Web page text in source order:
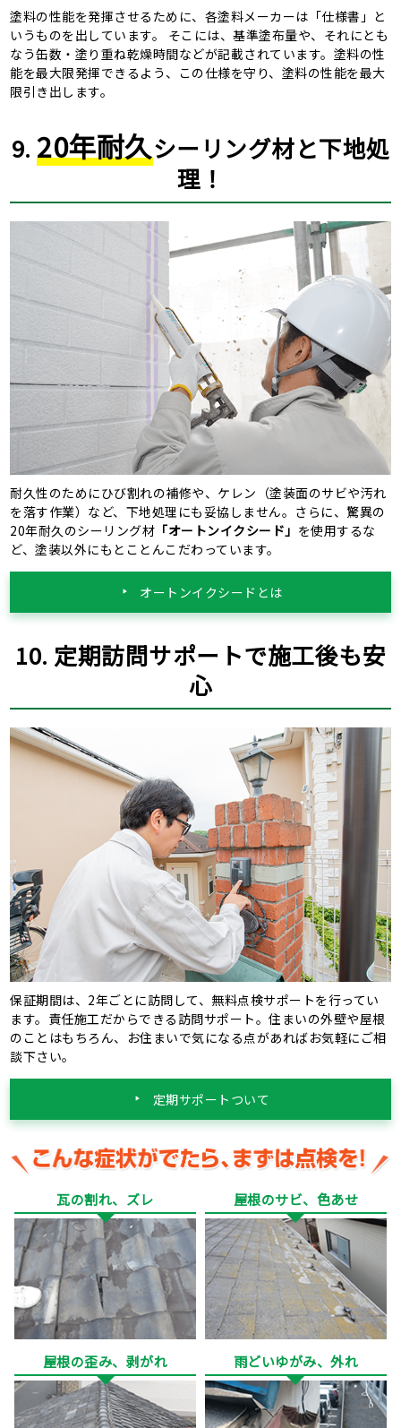
塗料の性能を発揮させるために、各塗料メーカーは「仕様書」と
いうものを出しています。 そこには、基準塗布量や、それにとも
なう缶数・塗り重ね乾燥時間などが記載されています。塗料の性
能を最大限発揮できるよう、この仕様を守り、塗料の性能を最大
限引き出します。
9. 20年耐久シーリング材と下地処
理！
耐久性のためにひび割れの補修や、ケレン（塗装面のサビや汚れ
を落す作業）など、下地処理にも妥協しません。さらに、驚異の
20年耐久のシーリング材 「オートンイクシード」 を使用するな
ど、塗装以外にもとことんこだわっています。
オートンイクシードとは
10. 定期訪問サポートで施工後も安
心
保証期間は、2年ごとに訪問して、無料点検サポートを行ってい
ます。責任施工だからできる訪問サポート。住まいの外壁や屋根
のことはもちろん、お住まいで気になる点があればお気軽にご相
談下さい。
定期サポートついて
瓦の割れ、ズレ 屋根のサビ、色あせ
屋根の歪み、剥がれ 雨どいゆがみ、外れ